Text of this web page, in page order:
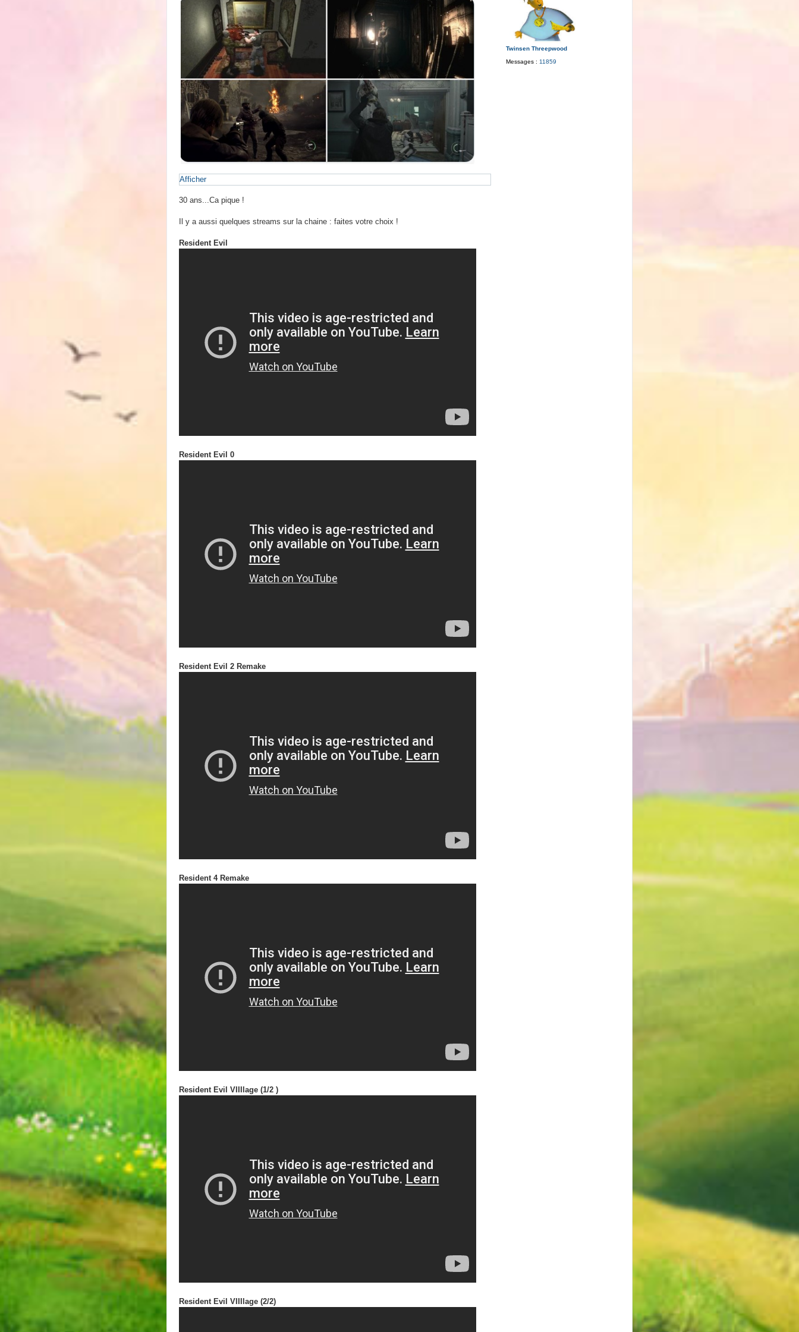
Twinsen Threepwood
Messages : 11859
Afficher
30 ans...Ca pique !
Il y a aussi quelques streams sur la chaine : faites votre choix !
Resident Evil
Resident Evil 0
Resident Evil 2 Remake
Resident 4 Remake
Resident Evil VIIIlage (1/2 )
Resident Evil VIIIlage (2/2)